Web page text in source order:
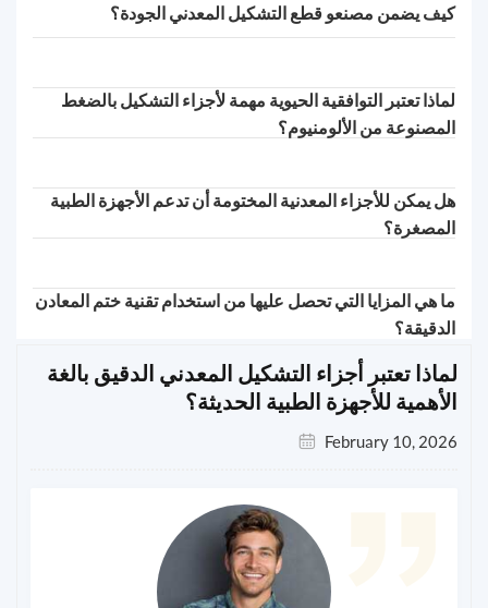
كيف يضمن مصنعو قطع التشكيل المعدني الجودة؟
لماذا تعتبر التوافقية الحيوية مهمة لأجزاء التشكيل بالضغط
المصنوعة من الألومنيوم؟
هل يمكن للأجزاء المعدنية المختومة أن تدعم الأجهزة الطبية
المصغرة؟
ما هي المزايا التي تحصل عليها من استخدام تقنية ختم المعادن
الدقيقة؟
لماذا تعتبر أجزاء التشكيل المعدني الدقيق بالغة
الأهمية للأجهزة الطبية الحديثة؟
February 10, 2026